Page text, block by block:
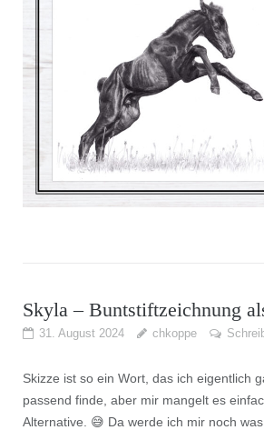
Skyla – Buntstiftzeichnung
31. August 2024 chkoppe
Skizze ist so ein Wort, das ich eigentlich
passend finde, aber mir mangelt es
Alternative. 😅 Da werde ich mir noch